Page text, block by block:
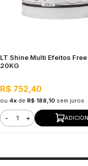
LT Shine Multi Efeitos
20KG
R$ 752,40
ou 4x de R$ 188,10 sem juros
- +